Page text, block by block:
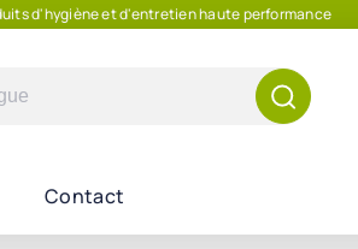
d'hygiène et d'entretien haute performance
Contact